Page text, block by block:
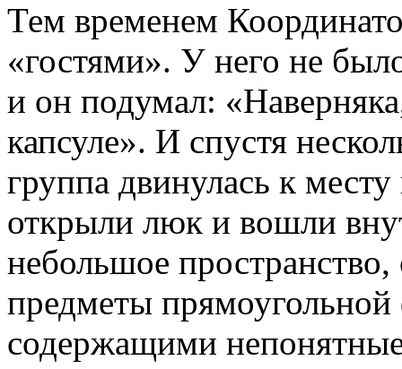
Тем временем
«гостями». У него не
и он подумал:
капсуле». И спустя
группа двинулась к
открыли люк и вошли
небольшое
предметы
содержащими